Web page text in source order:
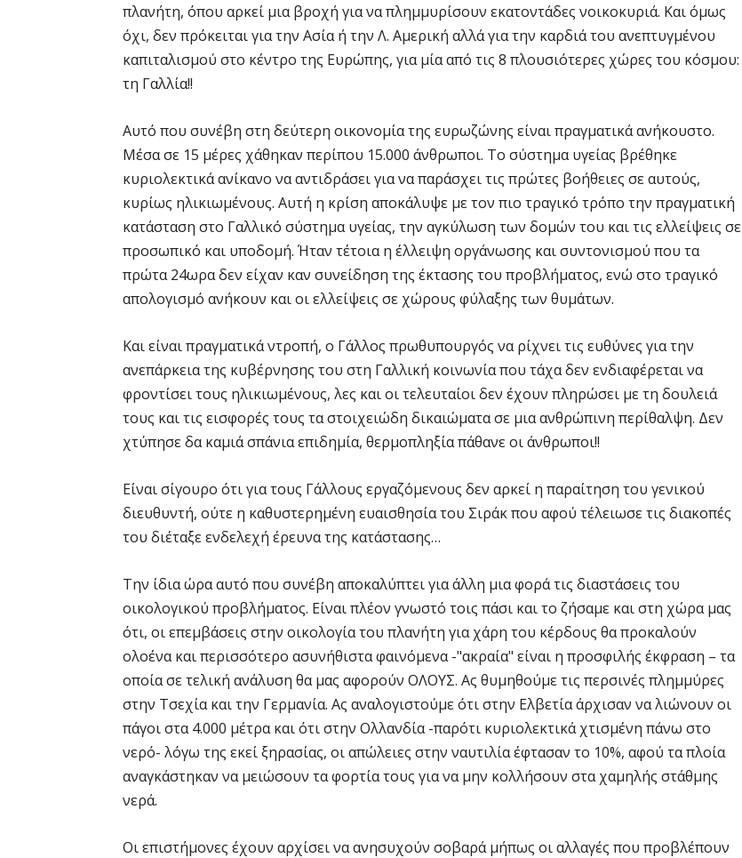
πλανήτη, όπου αρκεί μια βροχή για να πλημμυρίσουν εκατοντάδες νοικοκυριά. Και όμως
όχι, δεν πρόκειται για την Ασία ή την Λ. Αμερική αλλά για την καρδιά του ανεπτυγμένου
καπιταλισμού στο κέντρο της Ευρώπης, για μία από τις 8 πλουσιότερες χώρες του κόσμου:
τη Γαλλία!!
Αυτό που συνέβη στη δεύτερη οικονομία της ευρωζώνης είναι πραγματικά ανήκουστο.
Μέσα σε 15 μέρες χάθηκαν περίπου 15.000 άνθρωποι. Το σύστημα υγείας βρέθηκε
κυριολεκτικά ανίκανο να αντιδράσει για να παράσχει τις πρώτες βοήθειες σε αυτούς,
κυρίως ηλικιωμένους. Αυτή η κρίση αποκάλυψε με τον πιο τραγικό τρόπο την πραγματική
κατάσταση στο Γαλλικό σύστημα υγείας, την αγκύλωση των δομών του και τις ελλείψεις σε
προσωπικό και υποδομή. Ήταν τέτοια η έλλειψη οργάνωσης και συντονισμού που τα
πρώτα 24ωρα δεν είχαν καν συνείδηση της έκτασης του προβλήματος, ενώ στο τραγικό
απολογισμό ανήκουν και οι ελλείψεις σε χώρους φύλαξης των θυμάτων.
Και είναι πραγματικά ντροπή, ο Γάλλος πρωθυπουργός να ρίχνει τις ευθύνες για την
ανεπάρκεια της κυβέρνησης του στη Γαλλική κοινωνία που τάχα δεν ενδιαφέρεται να
φροντίσει τους ηλικιωμένους, λες και οι τελευταίοι δεν έχουν πληρώσει με τη δουλειά
τους και τις εισφορές τους τα στοιχειώδη δικαιώματα σε μια ανθρώπινη περίθαλψη. Δεν
χτύπησε δα καμιά σπάνια επιδημία, θερμοπληξία πάθανε οι άνθρωποι!!
Είναι σίγουρο ότι για τους Γάλλους εργαζόμενους δεν αρκεί η παραίτηση του γενικού
διευθυντή, ούτε η καθυστερημένη ευαισθησία του Σιράκ που αφού τέλειωσε τις διακοπές
του διέταξε ενδελεχή έρευνα της κατάστασης…
Την ίδια ώρα αυτό που συνέβη αποκαλύπτει για άλλη μια φορά τις διαστάσεις του
οικολογικού προβλήματος. Είναι πλέον γνωστό τοις πάσι και το ζήσαμε και στη χώρα μας
ότι, οι επεμβάσεις στην οικολογία του πλανήτη για χάρη του κέρδους θα προκαλούν
ολοένα και περισσότερο ασυνήθιστα φαινόμενα -"ακραία" είναι η προσφιλής έκφραση – τα
οποία σε τελική ανάλυση θα μας αφορούν ΟΛΟΥΣ. Ας θυμηθούμε τις περσινές πλημμύρες
στην Τσεχία και την Γερμανία. Ας αναλογιστούμε ότι στην Eλβετία άρχισαν να λιώνουν οι
πάγοι στα 4.000 μέτρα και ότι στην Ολλανδία -παρότι κυριολεκτικά χτισμένη πάνω στο
νερό- λόγω της εκεί ξηρασίας, οι απώλειες στην ναυτιλία έφτασαν το 10%, αφού τα πλοία
αναγκάστηκαν να μειώσουν τα φορτία τους για να μην κολλήσουν στα χαμηλής στάθμης
νερά.
Οι επιστήμονες έχουν αρχίσει να ανησυχούν σοβαρά μήπως οι αλλαγές που προβλέπουν